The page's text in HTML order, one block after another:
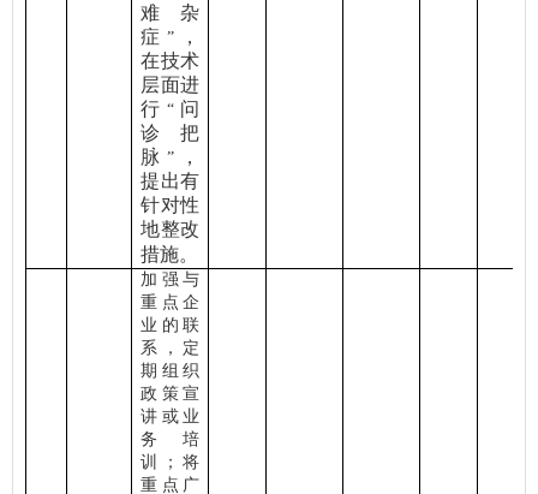
难杂
症 ”，
在技术
层面进
行 “问
诊把
脉 ”，
提出有
针对性
地整改
措施。
加强与
重点企
业的联
系，定
期组织
政策宣
讲或业
务培
训；将
重点广